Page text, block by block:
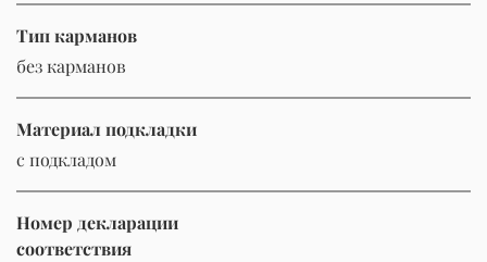
Тип карманов
без карманов
Материал подкладки
с подкладом
Номер декларации
соответствия